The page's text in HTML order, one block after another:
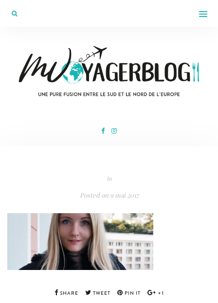
In
Posted on9 mai 2017
SHARE TWEET PIN IT +1